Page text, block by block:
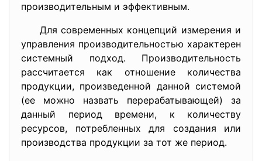
производительным и эффективным.
Для современных концепций измерения и
управления производительностью характерен
системный подход. Производительность
рассчитается как отношение количества
продукции, произведенной данной системой
(ее можно назвать перерабатывающей) за
данный период времени, к количеству
ресурсов, потребленных для создания или
производства продукции за тот же период.